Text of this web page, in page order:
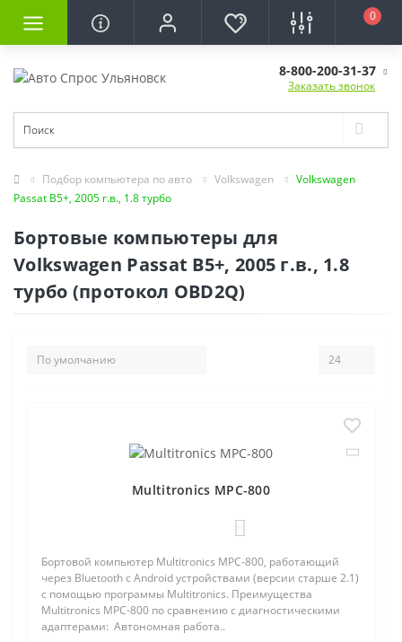
0
8-800-200-31-37
Заказать звонок
Подбор компьютера по авто Volkswagen
Volkswagen
Passat B5+, 2005 г.в., 1.8 турбо
Бортовые компьютеры для
Volkswagen Passat B5+, 2005 г.в., 1.8
турбо (протокол OBD2Q)
Multitronics MPC-800
Бортовой компьютер Multitronics MPC-800, работающий
через Bluetooth с Android устройствами (версии старше 2.1)
с помощью программы Multitronics. Преимущества
Multitronics MPC-800 по сравнению с диагностическими
адаптерами: Автономная работа..